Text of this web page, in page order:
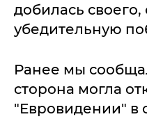
добилась
убедительную
Ранее мы
сторона могла
"Евровидении" в